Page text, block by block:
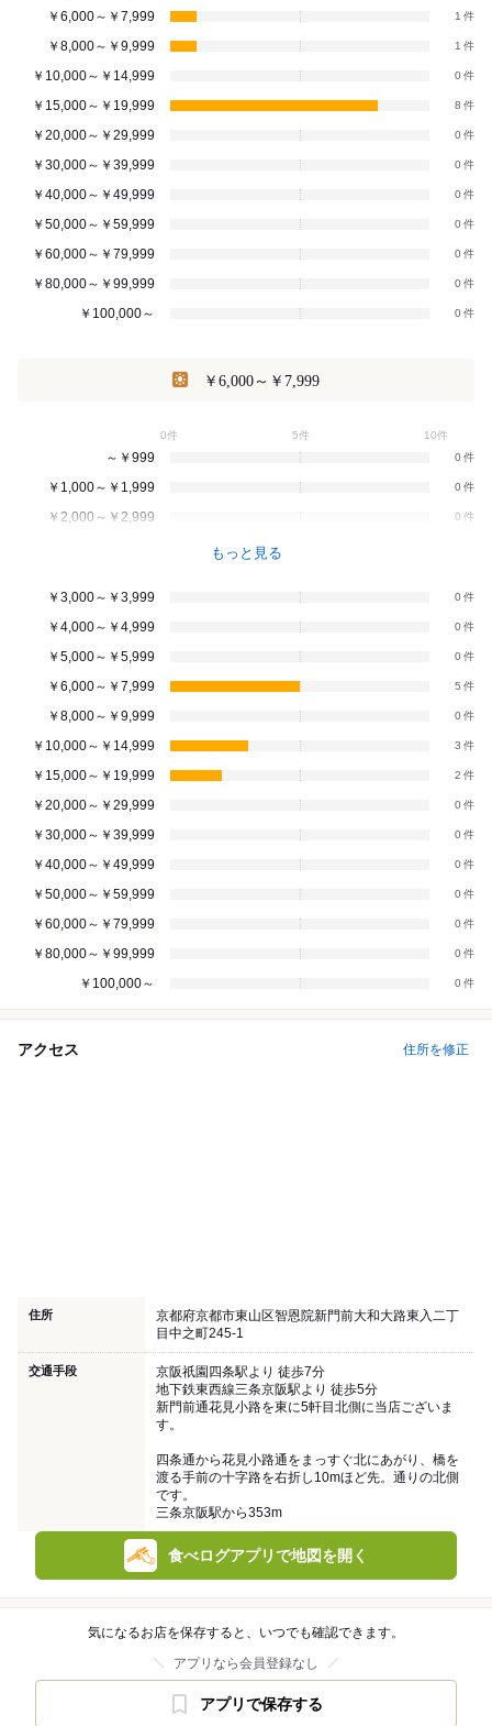
￥6,000～￥7,999 1
￥8,000～￥9,999 1
￥10,000～￥14,999 0
￥15,000～￥19,999 8
￥20,000～￥29,999 0
￥30,000～￥39,999 0
￥40,000～￥49,999 0
￥50,000～￥59,999 0
￥60,000～￥79,999 0
￥80,000～￥99,999 0
￥100,000～ 0
￥6,000～￥7,999
0件 5件 10件
～￥999 0
￥1,000～￥1,999 0
￥2,000～￥2,999 0
もっと見る
￥3,000～￥3,999 0
￥4,000～￥4,999 0
￥5,000～￥5,999 0
￥6,000～￥7,999 5
￥8,000～￥9,999 0
￥10,000～￥14,999 3
￥15,000～￥19,999 2
￥20,000～￥29,999 0
￥30,000～￥39,999 0
￥40,000～￥49,999 0
￥50,000～￥59,999 0
￥60,000～￥79,999 0
￥80,000～￥99,999 0
￥100,000～ 0
アクセス 住所を修正
住所
京都府京都市東山区智恩院新門前大和大路東入二丁
目中之町245-1
交通手段
京阪祇園四条駅より 徒歩7分
地下鉄東西線三条京阪駅より 徒歩5分
新門前通花見小路を東に5軒目北側に当店ございま
す。
四条通から花見小路通をまっすぐ北にあがり、橋を
渡る手前の十字路を右折し10mほど先。通りの北側
です。
三条京阪駅から353m
食べログアプリで地図を開く
気になるお店を保存すると、いつでも確認できます。
アプリなら会員登録なし
アプリで保存する